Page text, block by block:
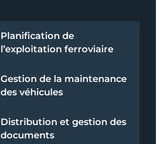
Planification de
l’exploitation ferroviaire
Gestion de la maintenance
des véhicules
Distribution et gestion des
documents